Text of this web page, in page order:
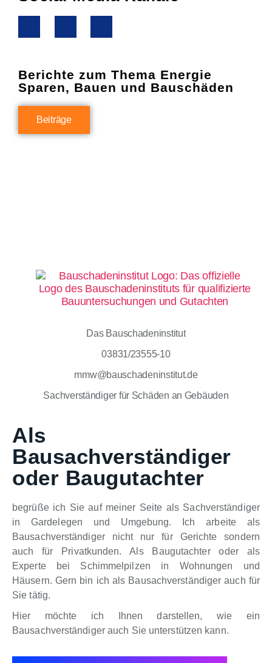
Berichte zum Thema Energie
Sparen, Bauen und Bauschäden
Beiträge
Das Bauschadeninstitut
03831/23555-10
mmw@bauschadeninstitut.de
Sachverständiger für Schäden an Gebäuden
Als
Bausachverständiger
oder Baugutachter
begrüße ich Sie auf meiner Seite als Sachverständiger
in Gardelegen und Umgebung. Ich arbeite als
Bausachverständiger nicht nur für Gerichte sondern
auch für Privatkunden. Als Baugutachter oder als
Experte bei Schimmelpilzen in Wohnungen und
Häusern. Gern bin ich als Bausachverständiger auch für
Sie tätig.
Hier möchte ich Ihnen darstellen, wie ein
Bausachverständiger auch Sie unterstützen kann.